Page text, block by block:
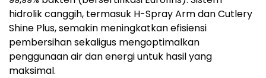
hidrolik canggih, termasuk H-Spray Arm dan Cutlery
Shine Plus, semakin meningkatkan efisiensi
pembersihan sekaligus mengoptimalkan
penggunaan air dan energi untuk hasil yang
maksimal.